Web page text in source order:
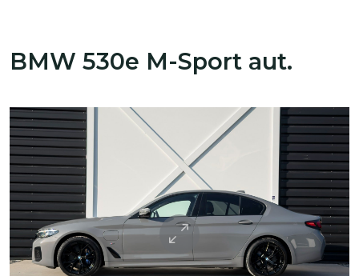
BMW 530e M-Sport aut.